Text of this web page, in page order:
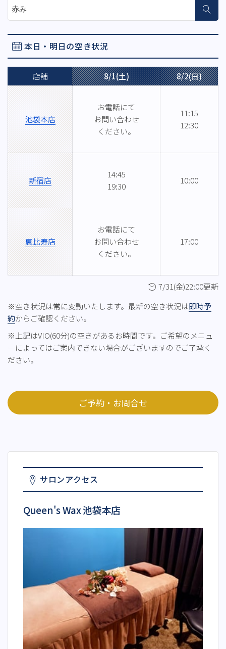
サイト内検索
本日・明日の空き状況
店舗 8/1(土) 8/2(日)
池袋本店
お電話にて
お問い合わせ
ください。
11:15
12:30
新宿店
14:45
19:30
10:00
恵比寿店
お電話にて
お問い合わせ
ください。
17:00
7/31(金)22:00更新
※空き状況は常に変動いたします。最新の空き状況は即時予
約からご確認ください。
※上記はVIO(60分)の空きがあるお時間です。ご希望のメニュ
ーによってはご案内できない場合がございますのでご了承く
ださい。
ご予約・お問合せ
サロンアクセス
Queen's Wax 池袋本店